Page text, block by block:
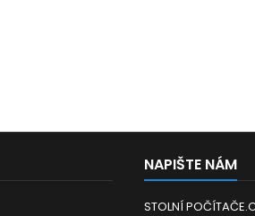
NAPIŠTE NÁM
STOLNÍ